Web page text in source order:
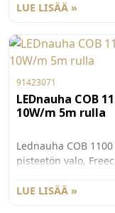
LUE LISÄÄ »
91423071
LEDnauha COB
10W/m 5m rulla
Lednauha COB
pisteetön valo,
lämmin valkoinen
LUE LISÄÄ »